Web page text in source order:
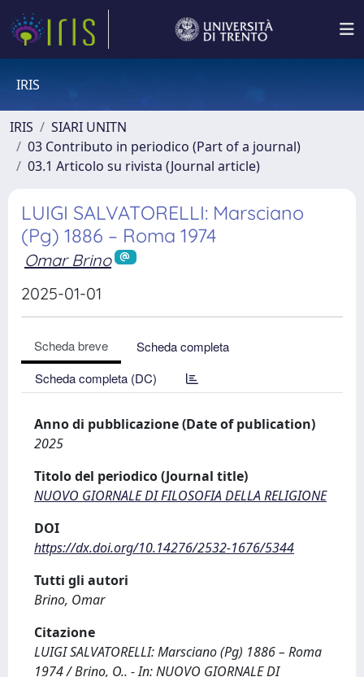
IRIS
IRIS
SIARI UNITN
03 Contributo in periodico (Part of a journal)
03.1 Articolo su rivista (Journal article)
LUIGI SALVATORELLI: Marsciano
(Pg) 1886 – Roma 1974
Omar Brino
2025-01-01
Scheda breve
Scheda completa
Scheda completa (DC)
Anno di pubblicazione (Date of publication)
2025
Titolo del periodico (Journal title)
NUOVO GIORNALE DI FILOSOFIA DELLA RELIGIONE
DOI
https://dx.doi.org/10.14276/2532-1676/5344
Tutti gli autori
Brino, Omar
Citazione
LUIGI SALVATORELLI: Marsciano (Pg) 1886 – Roma
1974 / Brino, O.. - In: NUOVO GIORNALE DI